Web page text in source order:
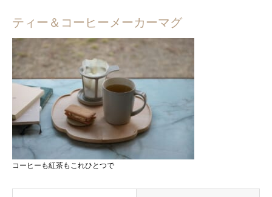
ティー＆コーヒーメーカーマグ
コーヒーも紅茶もこれひとつで